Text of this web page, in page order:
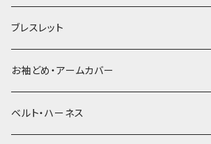
ブレスレット
お袖どめ・アームカバー
ベルト・ハーネス